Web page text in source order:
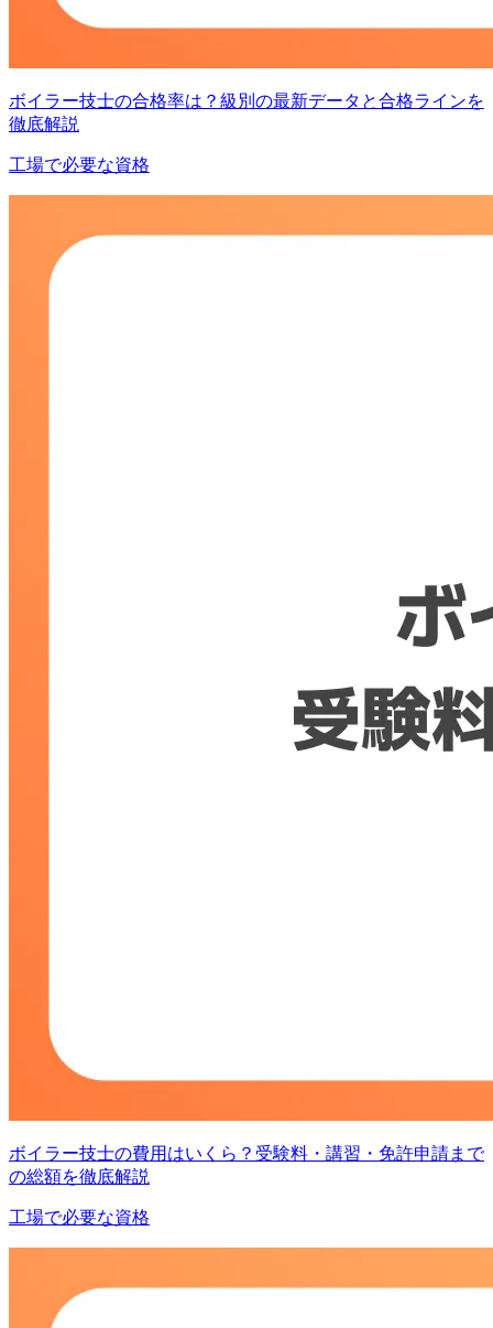
ボイラー技士の合格率は？級別の最新データと合格ラインを
徹底解説
工場で必要な資格
ボイラー技士の費用はいくら？受験料・講習・免許申請まで
の総額を徹底解説
工場で必要な資格